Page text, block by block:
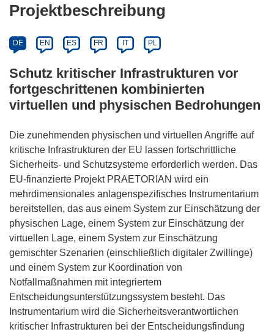
Projektbeschreibung
DE EN ES FR IT PL
Schutz kritischer Infrastrukturen vor
fortgeschrittenen kombinierten
virtuellen und physischen Bedrohungen
Die zunehmenden physischen und virtuellen Angriffe auf
kritische Infrastrukturen der EU lassen fortschrittliche
Sicherheits- und Schutzsysteme erforderlich werden. Das
EU-finanzierte Projekt PRAETORIAN wird ein
mehrdimensionales anlagenspezifisches Instrumentarium
bereitstellen, das aus einem System zur Einschätzung der
physischen Lage, einem System zur Einschätzung der
virtuellen Lage, einem System zur Einschätzung
gemischter Szenarien (einschließlich digitaler Zwillinge)
und einem System zur Koordination von
Notfallmaßnahmen mit integriertem
Entscheidungsunterstützungssystem besteht. Das
Instrumentarium wird die Sicherheitsverantwortlichen
kritischer Infrastrukturen bei der Entscheidungsfindung